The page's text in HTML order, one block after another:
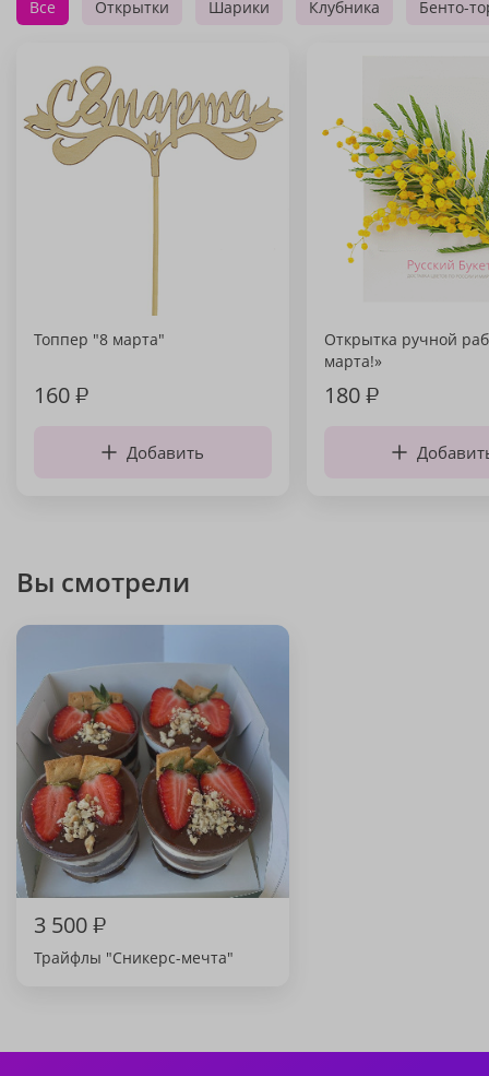
Все Открытки Шарики Клубника Бенто-
Топпер "8 марта"
160₽
Добавить
Открытка ручной
марта!»
180₽
Вы смотрели
3 500₽
Трайфлы "Сникерс-мечта"